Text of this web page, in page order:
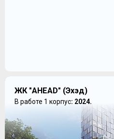
ЖК "AHEAD" (Эхэд)
В работе 1 корпус: 2024.